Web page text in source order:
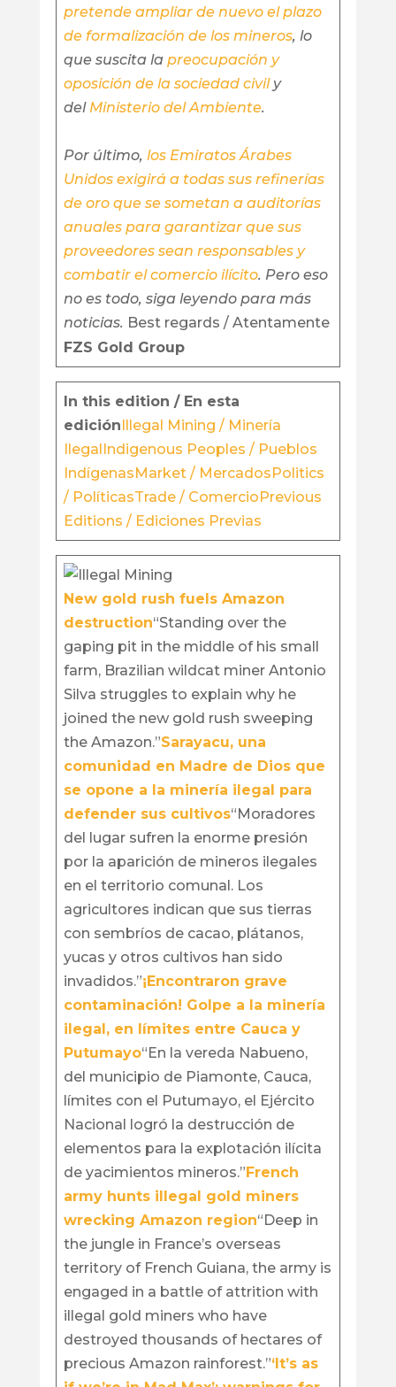
pretende ampliar de nuevo el plazo
de formalización de los mineros, lo
que suscita la preocupación y
oposición de la sociedad civily
del Ministerio del Ambiente.
Por último, los Emiratos Árabes
Unidos exigirá a todas sus refinerías
de oro que se sometan a auditorías
anuales para garantizar que sus
proveedores sean responsables y
combatir el comercio ilícito. Pero eso
no es todo, siga leyendo para más
noticias. Best regards / Atentamente
FZS Gold Group
In this edition / En esta
ediciónIllegal Mining / Minería
IlegalIndigenous Peoples / Pueblos
IndígenasMarket / MercadosPolitics
/ PolíticasTrade / ComercioPrevious
Editions / Ediciones Previas
New gold rush fuels Amazon
destruction“Standing over the
gaping pit in the middle of his small
farm, Brazilian wildcat miner Antonio
Silva struggles to explain why he
joined the new gold rush sweeping
the Amazon.”Sarayacu, una
comunidad en Madre de Dios que
se opone a la minería ilegal para
defender sus cultivos“Moradores
del lugar sufren la enorme presión
por la aparición de mineros ilegales
en el territorio comunal. Los
agricultores indican que sus tierras
con sembríos de cacao, plátanos,
yucas y otros cultivos han sido
invadidos.”¡Encontraron grave
contaminación! Golpe a la minería
ilegal, en límites entre Cauca y
Putumayo“En la vereda Nabueno,
del municipio de Piamonte, Cauca,
límites con el Putumayo, el Ejército
Nacional logró la destrucción de
elementos para la explotación ilícita
de yacimientos mineros.”French
army hunts illegal gold miners
wrecking Amazon region“Deep in
the jungle in France’s overseas
territory of French Guiana, the army is
engaged in a battle of attrition with
illegal gold miners who have
destroyed thousands of hectares of
precious Amazon rainforest.”‘It’s as